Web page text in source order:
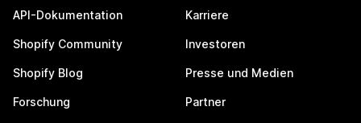
API-Dokumentation
Shopify Community
Shopify Blog
Forschung
Karriere
Investoren
Presse und Medien
Partner